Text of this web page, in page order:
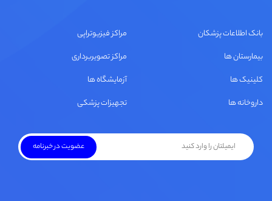
بانک اطلاعات پزشکان
بیمارستان ها
کلینیک ها
داروخانه ها
مراکز فیزیوتراپی
مراکز تصویربرداری
آزمایشگاه ها
تجهیزات پزشکی